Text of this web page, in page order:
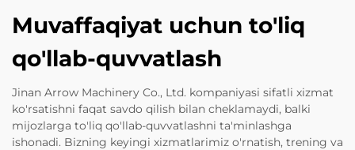
Muvaffaqiyat uchun to'liq
qo'llab-quvvatlash
Jinan Arrow Machinery Co., Ltd. kompaniyasi sifatli xizmat
ko'rsatishni faqat savdo qilish bilan cheklamaydi, balki
mijozlarga to'liq qo'llab-quvvatlashni ta'minlashga
ishonadi. Bizning keyingi xizmatlarimiz o'rnatish, trening va